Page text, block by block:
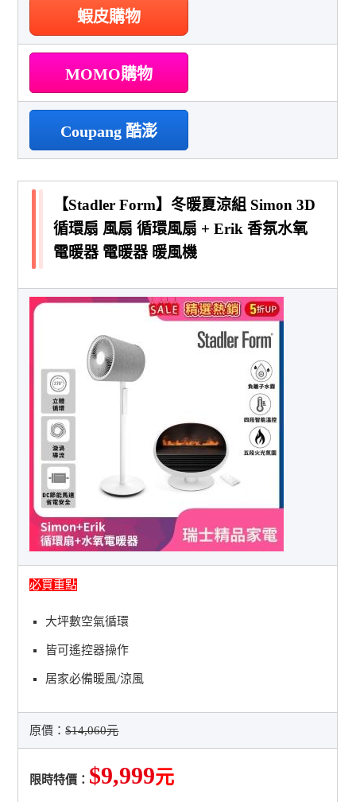
蝦皮購物
MOMO購物
Coupang 酷澎
【Stadler Form】冬暖夏涼組 Simon 3D
循環扇 風扇 循環風扇 + Erik 香氛水氧
電暖器 電暖器 暖風機
必買重點
大坪數空氣循環
皆可遙控器操作
居家必備暖風/涼風
原價：$14,060元
限時特價： $9,999元